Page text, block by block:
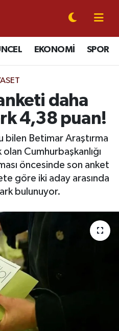
EKONOMİ SPOR
daha
4,38 puan!
bilen Betimar Araştırma
Cumhurbaşkanlığı
öncesinde son anket
göre iki aday arasında
bulunuyor.
Eczaneler
Durumu
Vakitleri
Yoğunluk Haritası
ve Fikstür